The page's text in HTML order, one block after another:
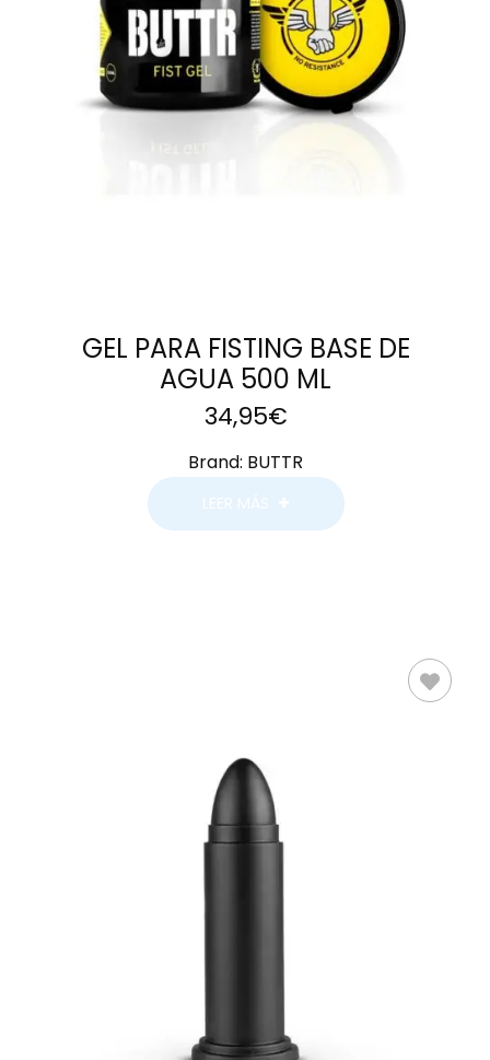
LEER MÁS
GEL PARA FISTING BASE DE
AGUA 500 ML
34,95€
Brand: BUTTR
LEER MÁS